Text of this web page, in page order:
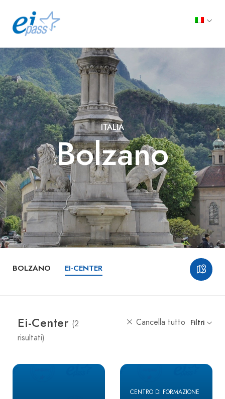
ITALIA
Bolzano
BOLZANO EI-CENTER
Ei-Center (2
risultati)
Cancella tutto Filtri
CENTRO DI FORMAZIONE